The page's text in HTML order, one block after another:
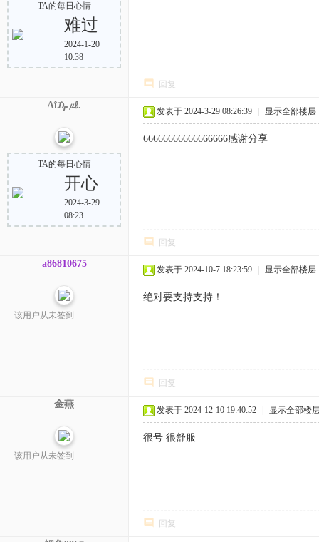
TA的每日心情
难过
2024-1-20
10:38
回复
Aî₯㎕.
TA的每日心情
开心
2024-3-29
08:23
发表于 2024-3-29 08:26:39 显示全部楼层
66666666666666666感谢分享
回复
a86810675
该用户从未签到
发表于 2024-10-7 18:23:59 显示全部楼层
绝对要支持支持！
回复
金燕
该用户从未签到
发表于 2024-12-10 19:40:52 显示全部楼
很号 很舒服
回复